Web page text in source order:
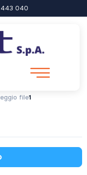
443 040
file1